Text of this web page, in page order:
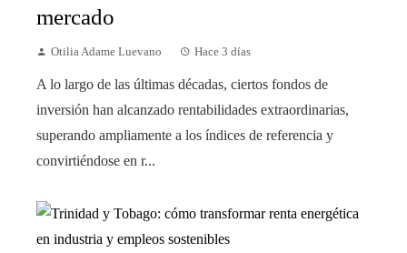
mercado
Otilia Adame Luevano Hace 3 días
A lo largo de las últimas décadas, ciertos fondos de
inversión han alcanzado rentabilidades extraordinarias,
superando ampliamente a los índices de referencia y
convirtiéndose en r...